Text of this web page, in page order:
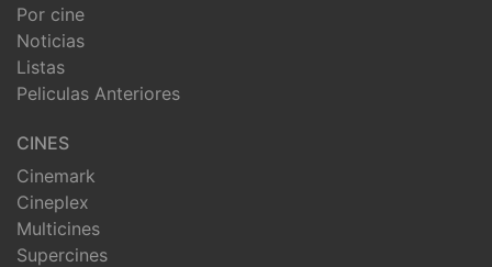
Por cine
Noticias
Listas
Peliculas Anteriores
CINES
Cinemark
Cineplex
Multicines
Supercines